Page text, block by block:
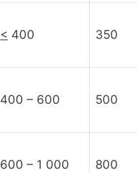
< 400 350
400 – 600 500
600 – 1 000 800